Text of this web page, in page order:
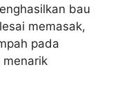
bau
memasak,
pada